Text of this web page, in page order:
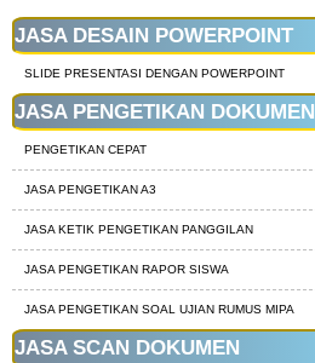
JASA DESAIN POWERPOINT
SLIDE PRESENTASI DENGAN POWERPOINT
JASA PENGETIKAN DOKUMEN
PENGETIKAN CEPAT
JASA PENGETIKAN A3
JASA KETIK PENGETIKAN PANGGILAN
JASA PENGETIKAN RAPOR SISWA
JASA PENGETIKAN SOAL UJIAN RUMUS MIPA
JASA SCAN DOKUMEN